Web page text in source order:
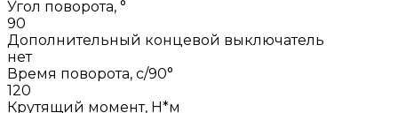
Угол поворота, °
90
Дополнительный концевой выключатель
нет
Время поворота, с/90°
120
Крутящий момент, Н*м